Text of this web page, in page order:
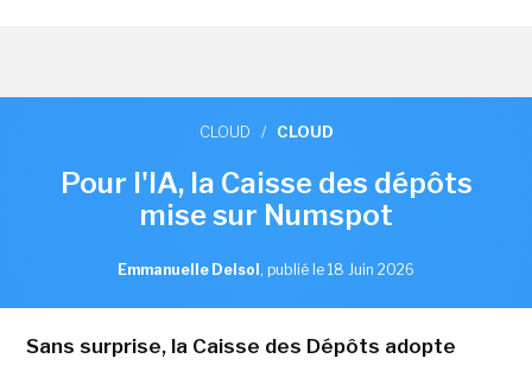
CLOUD / CLOUD
Pour l'IA, la Caisse des dépôts
mise sur Numspot
Emmanuelle Delsol , publié le 18 Juin 2026
Sans surprise, la Caisse des Dépôts adopte